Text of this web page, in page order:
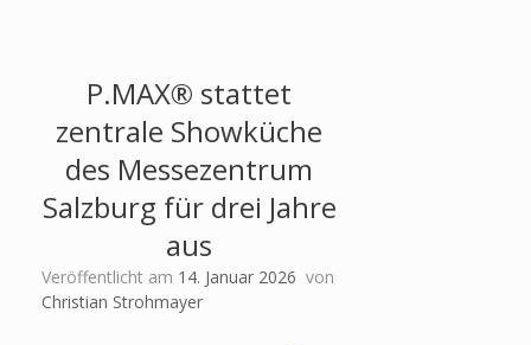
P.MAX® stattet
zentrale Showküche
des Messezentrum
Salzburg für drei Jahre
aus
Veröffentlicht am 14. Januar 2026 von
Christian Strohmayer